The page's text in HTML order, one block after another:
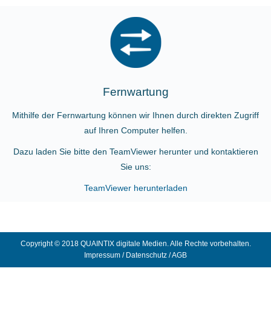
Fernwartung
Mithilfe der Fernwartung können wir Ihnen durch direkten Zugriff
auf Ihren Computer helfen.
Dazu laden Sie bitte den TeamViewer herunter und kontaktieren
Sie uns:
TeamViewer herunterladen
Copyright © 2018 QUAINTIX digitale Medien. Alle Rechte vorbehalten.
Impressum / Datenschutz /AGB